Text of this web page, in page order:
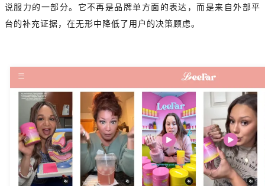
说服力的一部分。它不再是品牌单方面的表达，而是来自外部平
台的补充证据，在无形中降低了用户的决策顾虑。